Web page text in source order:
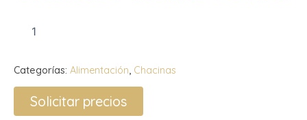
Categorías: Alimentación, Chacinas
Solicitar precios